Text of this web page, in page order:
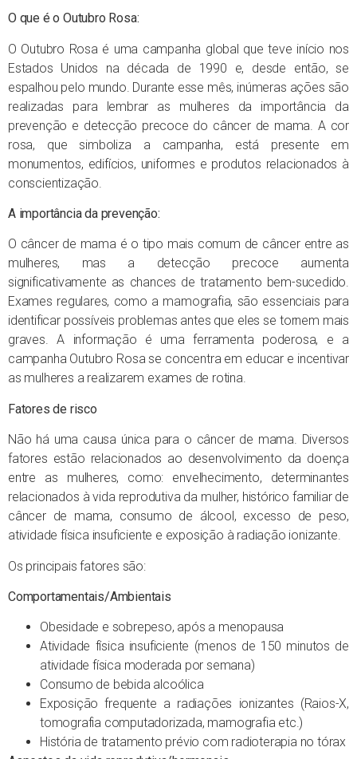
O que é o Outubro Rosa:
O Outubro Rosa é uma campanha global que teve início nos
Estados Unidos na década de 1990 e, desde então, se
espalhou pelo mundo. Durante esse mês, inúmeras ações são
realizadas para lembrar as mulheres da importância da
prevenção e detecção precoce do câncer de mama. A cor
rosa, que simboliza a campanha, está presente em
monumentos, edifícios, uniformes e produtos relacionados à
conscientização.
A importância da prevenção:
O câncer de mama é o tipo mais comum de câncer entre as
mulheres, mas a detecção precoce aumenta
significativamente as chances de tratamento bem-sucedido.
Exames regulares, como a mamografia, são essenciais para
identificar possíveis problemas antes que eles se tornem mais
graves. A informação é uma ferramenta poderosa, e a
campanha Outubro Rosa se concentra em educar e incentivar
as mulheres a realizarem exames de rotina.
Fatores de risco
Não há uma causa única para o câncer de mama. Diversos
fatores estão relacionados ao desenvolvimento da doença
entre as mulheres, como: envelhecimento, determinantes
relacionados à vida reprodutiva da mulher, histórico familiar de
câncer de mama, consumo de álcool, excesso de peso,
atividade física insuficiente e exposição à radiação ionizante.
Os principais fatores são:
Comportamentais/Ambientais
Obesidade e sobrepeso, após a menopausa
Atividade física insuficiente (menos de 150 minutos de
atividade física moderada por semana)
Consumo de bebida alcoólica
Exposição frequente a radiações ionizantes (Raios-X,
tomografia computadorizada, mamografia etc.)
História de tratamento prévio com radioterapia no tórax